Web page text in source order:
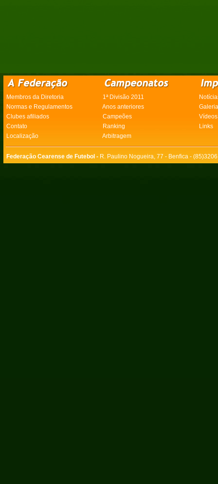
Membros da Diretoria 1ª Divisão 2011
Normas e Regulamentos
Anos anteriores
Clubes afiliados
Campeões
Vídeos
Contato
Ranking
Links
Localização
Arbitragem
Federação Cearense de Futebol - R. Paulino Nogueira, 77 - Benfica -